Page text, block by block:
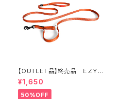
【OUTLET品】終売品 ＥＺＹＤ
¥1,650
50%OFF